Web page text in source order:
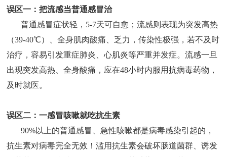
误区一：把流感当普通感冒治
普通感冒症状轻，5-7天可自愈；流感则表现为突发高热
（39-40℃）、全身肌肉酸痛、乏力，传染性极强，若不及时
治疗，容易引发重症肺炎、心肌炎等严重并发症。流感一旦
出现突发高热、全身酸痛，应在48小时内服用抗病毒药物，
及时就医。
误区二：一感冒咳嗽就吃抗生素
90%以上的普通感冒、急性咳嗽都是病毒感染引起的，
抗生素对病毒完全无效！滥用抗生素会破坏肠道菌群、诱发